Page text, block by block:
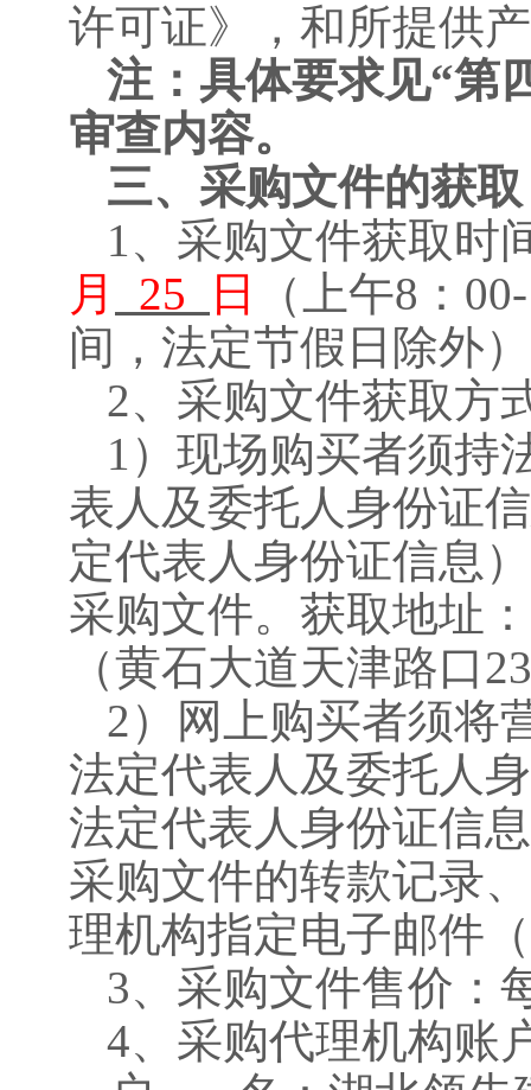
许可证》， 和所提供
注：具体要求见“第
审查内容。
三、采购文件的获取
1、采购文件获取时
月
25 日 （上午8：
间，法定节假日除外）
2、采购文件获取方
1）现场购买者须持
表人及委托人身份证
定代表人身份证信息
采购文件。获取地址：
（黄石大道天津路口
2）网上购买者须将
法定代表人及委托人
法定代表人身份证信
采购文件的转款记录
理机构指定电子邮件（
3、采购文件售价：
4、采购代理机构账